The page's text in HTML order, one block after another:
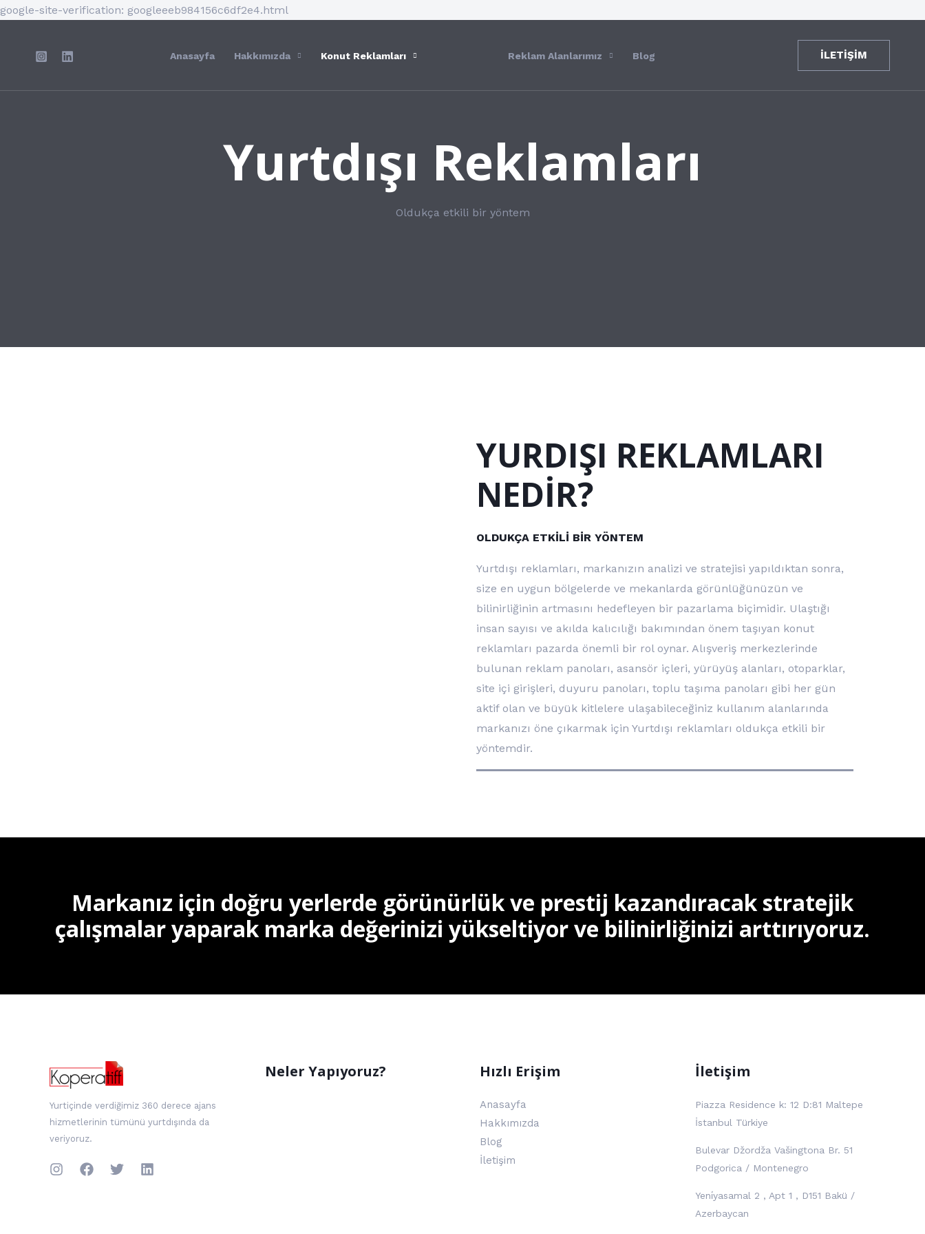
google-site-verification: googleeeb984156c6df2e4.html
Anasayfa Hakkımızda Konut Reklamları Reklam Alanlarımız Blog İLETİŞİM
Yurtdışı Reklamları
Oldukça etkili bir yöntem
YURDIŞI REKLAMLARI
NEDİR?
OLDUKÇA ETKİLİ BİR YÖNTEM
Yurtdışı reklamları, markanızın analizi ve stratejisi yapıldıktan sonra,
size en uygun bölgelerde ve mekanlarda görünlüğünüzün ve
bilinirliğinin artmasını hedefleyen bir pazarlama biçimidir. Ulaştığı
insan sayısı ve akılda kalıcılığı bakımından önem taşıyan konut
reklamları pazarda önemli bir rol oynar. Alışveriş merkezlerinde
bulunan reklam panoları, asansör içleri, yürüyüş alanları, otoparklar,
site içi girişleri, duyuru panoları, toplu taşıma panoları gibi her gün
aktif olan ve büyük kitlelere ulaşabileceğiniz kullanım alanlarında
markanızı öne çıkarmak için Yurtdışı reklamları oldukça etkili bir
yöntemdir.
Markanız için doğru yerlerde görünürlük ve prestij kazandıracak stratejik
çalışmalar yaparak marka değerinizi yükseltiyor ve bilinirliğinizi arttırıyoruz.
Yurtiçinde verdiğimiz 360 derece ajans
hizmetlerinin tümünü yurtdışında da
veriyoruz.
Neler Yapıyoruz? Hızlı Erişim
Anasayfa
Hakkımızda
Blog
İletişim
İletişim
Piazza Residence k: 12 D:81 Maltepe
İstanbul Türkiye
Bulevar Džordža Vašingtona Br. 51
Podgorica / Montenegro
Yeni̇yasamal 2 , Apt 1 , D151 Bakü /
Azerbaycan